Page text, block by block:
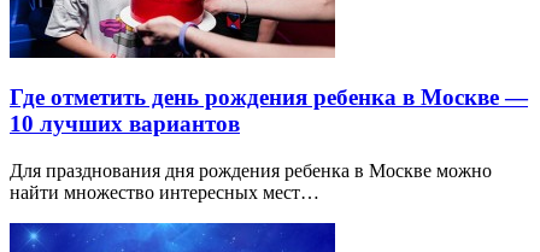
Где отметить день рождения ребенка в Москве —
10 лучших вариантов
Для празднования дня рождения ребенка в Москве можно
найти множество интересных мест…